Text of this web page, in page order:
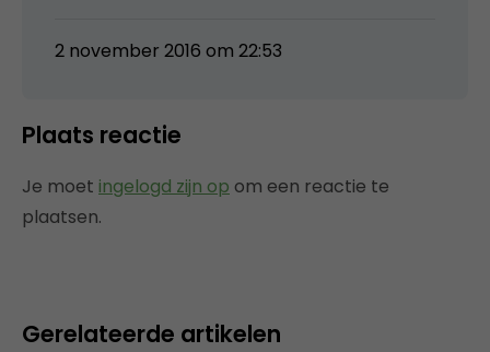
2 november 2016 om 22:53
Plaats reactie
Je moet ingelogd zijn op om een reactie te
plaatsen.
Gerelateerde artikelen